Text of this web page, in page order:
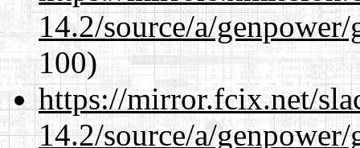
14.2/source/a/
100)
https://mirror.fcix.net/
14.2/source/a/